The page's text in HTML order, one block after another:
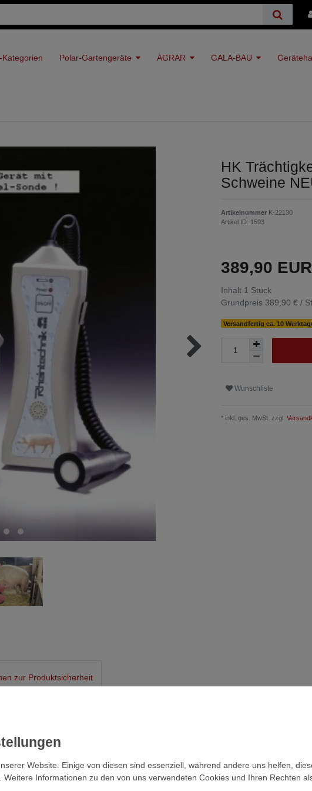
Polar-Gartengeräte AGRAR GALA-BAU
HK
Schweine
Artikelnummer K-22130
Artikel ID: 1593
389,90 EUR
Inhalt 1 Stück
Grundpreis 389,90 € /
Versandfertig ca. 10
Wunschliste
* inkl. ges. MwSt. zzgl.
zur Produktsicherheit
Sonde
störungsfrei und
(Scheinträchtigkeit,
Website. Einige von diesen sind essenziell, während andere uns helfen,
Weitere Informationen zu den von uns verwendeten Cookies und Ihren Rechten